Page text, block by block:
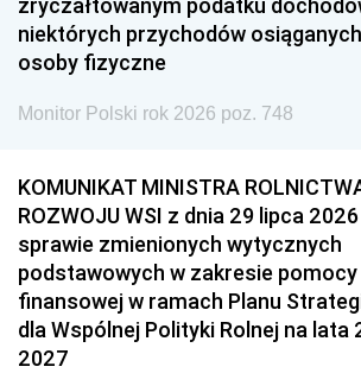
niektórych przychodów
osoby fizyczne
Monitor Polski rok 2026 poz. 748
KOMUNIKAT MINISTRA
ROZWOJU WSI z dnia 29 lipca 2026
sprawie zmienionych wytycznych
podstawowych w zakresie pomocy
finansowej w ramach Planu
dla Wspólnej Polityki Rolnej na lata
2027